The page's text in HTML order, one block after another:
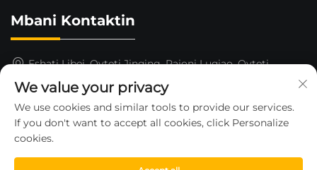
Mbani Kontaktin
Fshati Libei, Qyteti Jinqing, Rajoni Luqiao, Qyteti
15325652000
[email protected]
We value your privacy
We use cookies and similar tools to provide our services.
If you don't want to accept all cookies, click Personalize
cookies.